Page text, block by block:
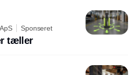
Sponseret
tæller